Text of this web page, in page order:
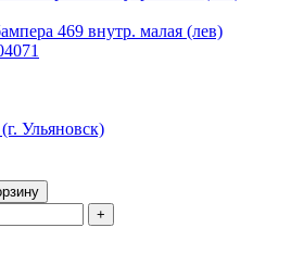
469 внутр. малая (лев)
Ульяновск)
+